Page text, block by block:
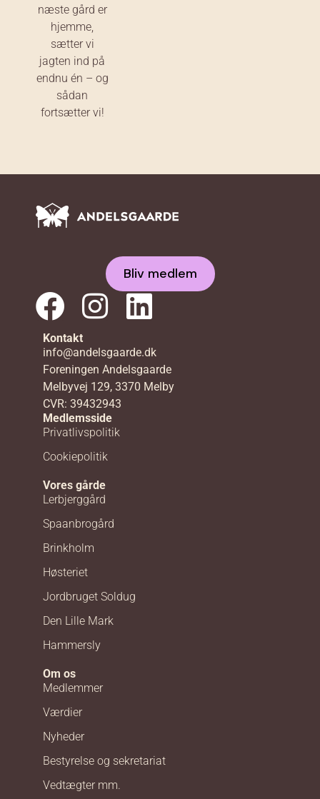
næste gård er
hjemme,
sætter vi
jagten ind på
endnu én – og
sådan
fortsætter vi!
Bliv medlem
Kontakt
info@andelsgaarde.dk
Foreningen Andelsgaarde
Melbyvej 129, 3370 Melby
CVR: 39432943
Medlemsside
Privatlivspolitik
Cookiepolitik
Vores gårde
Lerbjerggård
Spaanbrogård
Brinkholm
Høsteriet
Jordbruget Soldug
Den Lille Mark
Hammersly
Om os
Medlemmer
Værdier
Nyheder
Bestyrelse og sekretariat
Vedtægter mm.